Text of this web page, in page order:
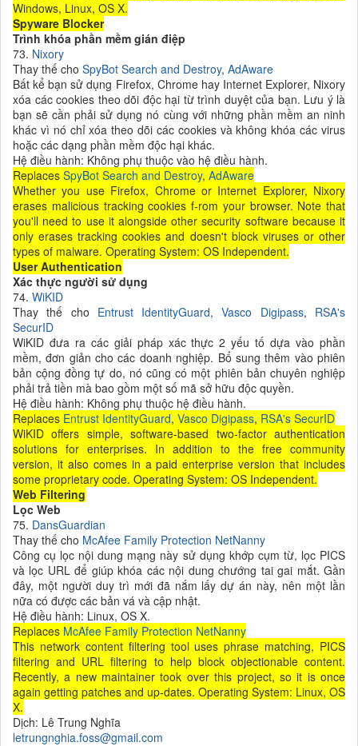
Windows, Linux, OS X.
Spyware Blocker
Trình khóa phần mềm gián điệp
73. Nixory
Thay thế cho SpyBot Search and Destroy, AdAware
Bất kể bạn sử dụng Firefox, Chrome hay Internet Explorer, Nixory
xóa các cookies theo dõi độc hại từ trình duyệt của bạn. Lưu ý là
bạn sẽ cần phải sử dụng nó cùng với những phần mềm an ninh
khác vì nó chỉ xóa theo dõi các cookies và không khóa các virus
hoặc các dạng phần mềm độc hại khác.
Hệ điều hành: Không phụ thuộc vào hệ điều hành.
Replaces SpyBot Search and Destroy, AdAware
Whether you use Firefox, Chrome or Internet Explorer, Nixory
erases malicious tracking cookies f-rom your browser. Note that
you'll need to use it alongside other security software because it
only erases tracking cookies and doesn't block viruses or other
types of malware. Operating System: OS Independent.
User Authentication
Xác thực người sử dụng
74. WiKID
Thay thế cho Entrust IdentityGuard,Vasco Digipass, RSA's
SecurID
WiKID đưa ra các giải pháp xác thực 2 yếu tố dựa vào phần
mềm, đơn giản cho các doanh nghiệp. Bổ sung thêm vào phiên
bản cộng đồng tự do, nó cũng có một phiên bản chuyên nghiệp
phải trả tiền mà bao gồm một số mã sở hữu độc quyền.
Hệ điều hành: Không phụ thuộc hệ điều hành.
Replaces Entrust IdentityGuard, Vasco Digipass, RSA's SecurID
WiKID offers simple, software-based two-factor authentication
solutions for enterprises. In addition to the free community
version, it also comes in a paid enterprise version that includes
some proprietary code. Operating System: OS Independent.
Web Filtering
Lọc Web
75. DansGuardian
Thay thế cho McAfee Family Protection NetNanny
Công cụ lọc nội dung mạng này sử dụng khớp cụm từ, lọc PICS
và lọc URL để giúp khóa các nội dung chướng tai gai mắt. Gần
đây, một người duy trì mới đã nắm lấy dự án này, nên một lần
nữa có được các bản vá và cập nhật.
Hệ điều hành: Linux, OS X.
Replaces McAfee Family Protection NetNanny
This network content filtering tool uses phrase matching, PICS
filtering and URL filtering to help block objectionable content.
Recently, a new maintainer took over this project, so it is once
again getting patches and up-dates. Operating System: Linux, OS
X.
Dịch: Lê Trung Nghĩa
letrungnghia.foss@gmail.com